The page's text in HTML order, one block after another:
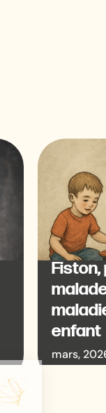
enfant
mars,